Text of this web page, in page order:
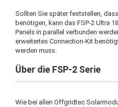
Sollten Sie später feststellen,
benötigen, kann das FSP-2 Ultra
Panels in parallel verbunden
erweitertes Connection-Kit
werden muss.
Über die FSP-2 Serie
Wie bei allen Offgridtec